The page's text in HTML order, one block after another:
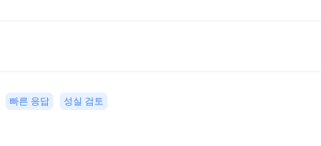
빠른 응답
성실 검토